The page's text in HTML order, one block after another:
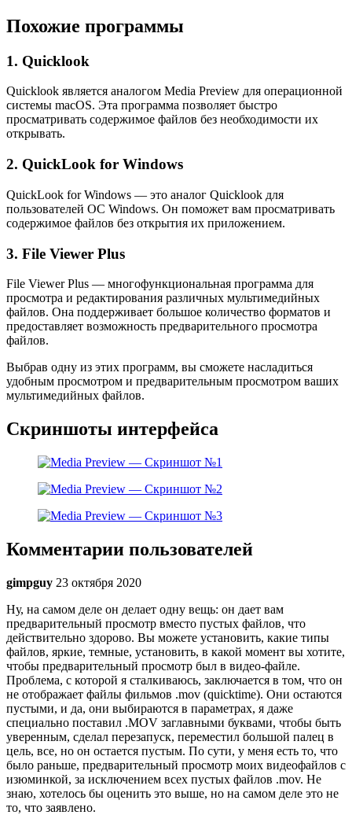
Похожие программы
1. Quicklook
Quicklook является аналогом Media Preview для операционной
системы macOS. Эта программа позволяет быстро
просматривать содержимое файлов без необходимости их
открывать.
2. QuickLook for Windows
QuickLook for Windows — это аналог Quicklook для
пользователей ОС Windows. Он поможет вам просматривать
содержимое файлов без открытия их приложением.
3. File Viewer Plus
File Viewer Plus — многофункциональная программа для
просмотра и редактирования различных мультимедийных
файлов. Она поддерживает большое количество форматов и
предоставляет возможность предварительного просмотра
файлов.
Выбрав одну из этих программ, вы сможете насладиться
удобным просмотром и предварительным просмотром ваших
мультимедийных файлов.
Скриншоты интерфейса
Комментарии пользователей
gimpguy 23 октября 2020
Ну, на самом деле он делает одну вещь: он дает вам
предварительный просмотр вместо пустых файлов, что
действительно здорово. Вы можете установить, какие типы
файлов, яркие, темные, установить, в какой момент вы хотите,
чтобы предварительный просмотр был в видео-файле.
Проблема, с которой я сталкиваюсь, заключается в том, что он
не отображает файлы фильмов .mov (quicktime). Они остаются
пустыми, и да, они выбираются в параметрах, я даже
специально поставил .MOV заглавными буквами, чтобы быть
уверенным, сделал перезапуск, переместил большой палец в
цель, все, но он остается пустым. По сути, у меня есть то, что
было раньше, предварительный просмотр моих видеофайлов с
изюминкой, за исключением всех пустых файлов .mov. Не
знаю, хотелось бы оценить это выше, но на самом деле это не
то, что заявлено.